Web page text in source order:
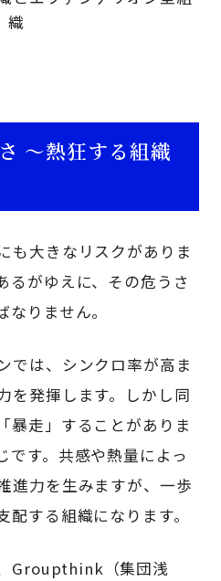
織
～熱狂する組織
も大きなリスクがありま
るがゆえに、その危うさ
りません。
では、シンクロ率が高ま
を発揮します。しかし同
暴走」することがありま
です。共感や熱量によっ
進力を生みますが、一歩
する組織になります。
Groupthink（集団浅